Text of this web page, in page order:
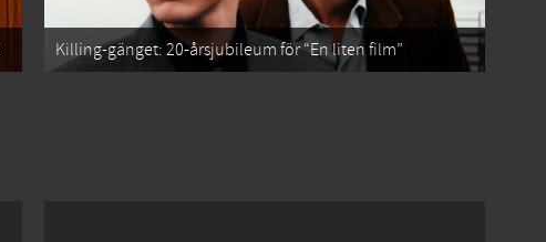
Killing-gänget: 20-årsjubileum för “En liten film”